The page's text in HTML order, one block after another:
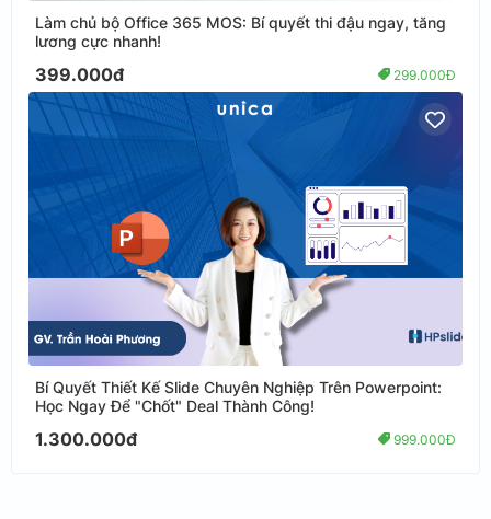
Làm chủ bộ Office 365 MOS: Bí quyết thi đậu ngay, tăng
lương cực nhanh!
399.000đ 299.000Đ
Bí Quyết Thiết Kế Slide Chuyên Nghiệp Trên Powerpoint:
Học Ngay Để "Chốt" Deal Thành Công!
1.300.000đ 999.000Đ